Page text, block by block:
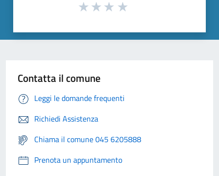
Contatta il comune
Leggi le domande frequenti
Richiedi Assistenza
Chiama il comune 045 6205888
Prenota un appuntamento